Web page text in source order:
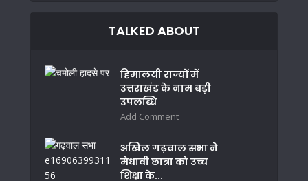
TALKED ABOUT
हिमालयी राज्यों में
उत्तराखंड के नाम बड़ी
उपलब्धि
Add Comment
अखिल गढ़वाल सभा ने
मेधावी छात्रा को उच्च
शिक्षा के...